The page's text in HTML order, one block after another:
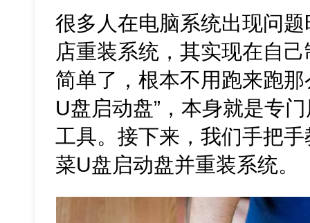
很多人在电脑系统出现问
店重装系统，其实现在自
简单了，根本不用跑来跑
U盘启动盘”，本身就是专
工具。接下来，我们手把
菜U盘启动盘并重装系统。